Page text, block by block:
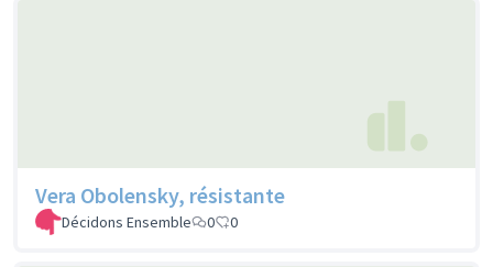
Vera Obolensky, résistante
Décidons Ensemble 0 0